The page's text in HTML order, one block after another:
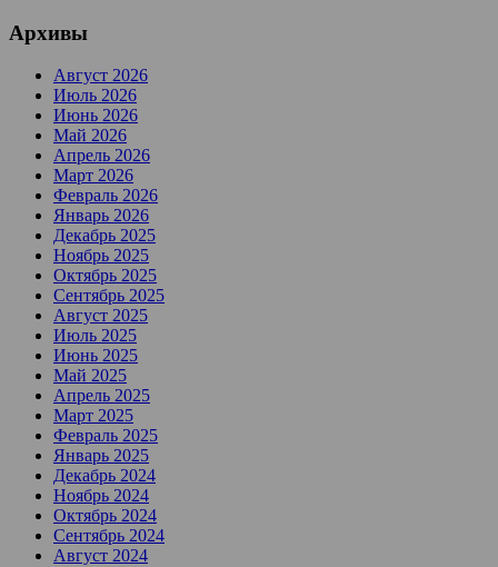
Архивы
Август 2026
Июль 2026
Июнь 2026
Май 2026
Апрель 2026
Март 2026
Февраль 2026
Январь 2026
Декабрь 2025
Ноябрь 2025
Октябрь 2025
Сентябрь 2025
Август 2025
Июль 2025
Июнь 2025
Май 2025
Апрель 2025
Март 2025
Февраль 2025
Январь 2025
Декабрь 2024
Ноябрь 2024
Октябрь 2024
Сентябрь 2024
Август 2024